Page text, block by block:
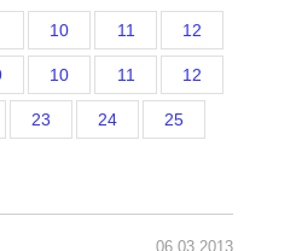
10 11 12
10 11 12
23 24 25
06.03.2013